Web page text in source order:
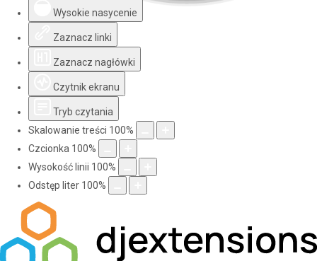
Wysokie nasycenie
Zaznacz linki
Zaznacz nagłówki
Czytnik ekranu
Tryb czytania
Skalowanie treści 100%
Czcionka 100%
Wysokość linii 100%
Odstęp liter 100%